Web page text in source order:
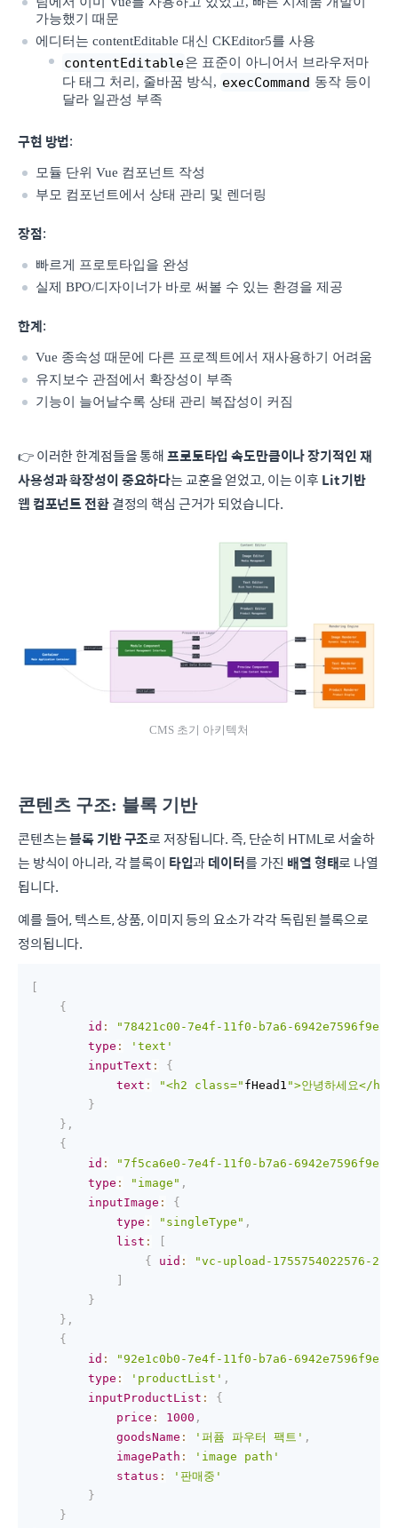
가능했기 때문
에디터는 contentEditable 대신 CKEditor5를 사용
contentEditable은 표준이 아니어서 브라우저마
다 태그 처리, 줄바꿈 방식, execCommand 동작 등이
달라 일관성 부족
구현 방법:
모듈 단위 Vue 컴포넌트 작성
부모 컴포넌트에서 상태 관리 및 렌더링
장점:
빠르게 프로토타입을 완성
실제 BPO/디자이너가 바로 써볼 수 있는 환경을 제공
한계:
Vue 종속성 때문에 다른 프로젝트에서 재사용하기 어려움
유지보수 관점에서 확장성이 부족
기능이 늘어날수록 상태 관리 복잡성이 커짐
👉 이러한 한계점들을 통해프로토타입 속도만큼이나 장기적인 재
사용성과 확장성이 중요하다는 교훈을 얻었고, 이는 이후 Lit 기반
웹 컴포넌트 전환결정의 핵심 근거가 되었습니다.
CMS 초기 아키텍처
콘텐츠 구조: 블록 기반
콘텐츠는블록 기반 구조로 저장됩니다. 즉, 단순히 HTML로 서술하
는 방식이 아니라, 각 블록이 타입과데이터를 가진 배열 형태로 나열
됩니다.
예를 들어, 텍스트, 상품, 이미지 등의 요소가 각각 독립된 블록으로
정의됩니다.
{
id : "78421c00-7e4f-11f0-b7a6-6942e7596f9e"
type :
'text'
inputText :
{
text : "<h2 class=" fHead1 ">안녕하세요</
}
} ,
{
id : "7f5ca6e0-7e4f-11f0-b7a6-6942e7596f9e"
type : "image" ,
inputImage :
{
type : "singleType" ,
list :
{
uid : "vc-upload-1755754022576-2"
}
} ,
{
id : "92e1c0b0-7e4f-11f0-b7a6-6942e7596f9e"
type : 'productList' ,
inputProductList :
{
price : 1000 ,
goodsName : '퍼퓸 파우터 팩트' ,
imagePath :
'image path'
status :
'판매중'
}
}